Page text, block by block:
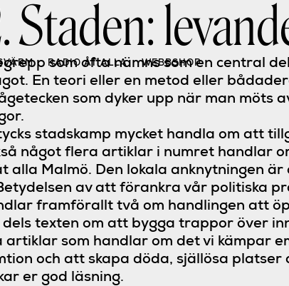
RADIO ÅT ALLA WEBBSHOP
Staden:
som ofta nämns som en central
En teori eller en metod eller
som dyker upp när man möts
stadskamp mycket handla om att
något flera artiklar i numret handlar
Malmö. Den lokala anknytningen
av att förankra vår politiska
framförallt två om handlingen att
texten om att bygga trappor över
artiklar som handlar om det vi kämpar
och att skapa döda, själlösa
er god läsning.